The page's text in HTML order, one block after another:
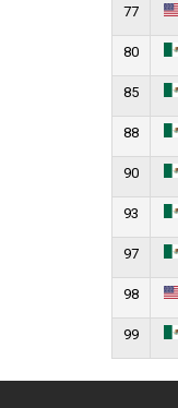
77
80
85
88
90
93
97
98
99